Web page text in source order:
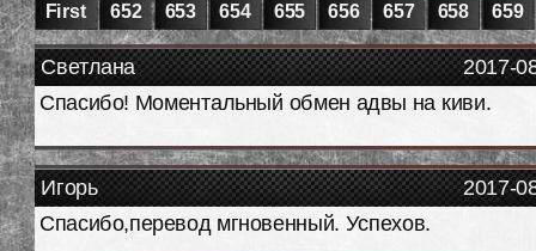
First 652 653 654 655 656 657 658 659
2017-
Светлана
Спасибо! Моментальный обмен адвы на киви.
2017-
Игорь
Спасибо,перевод мгновенный. Успехов.